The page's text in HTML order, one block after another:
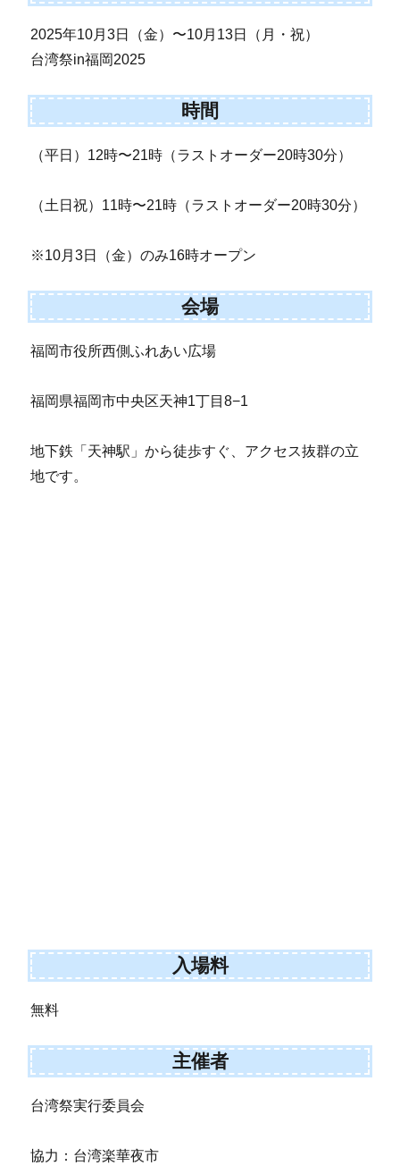
2025年10月3日（金）〜10月13日（月・祝）
台湾祭in福岡2025
時間
（平日）12時〜21時（ラストオーダー20時30分）
（土日祝）11時〜21時（ラストオーダー20時30分）
※10月3日（金）のみ16時オープン
会場
福岡市役所西側ふれあい広場
福岡県福岡市中央区天神1丁目8−1
地下鉄「天神駅」から徒歩すぐ、アクセス抜群の立
地です。
入場料
無料
主催者
台湾祭実行委員会
協力：台湾楽華夜市